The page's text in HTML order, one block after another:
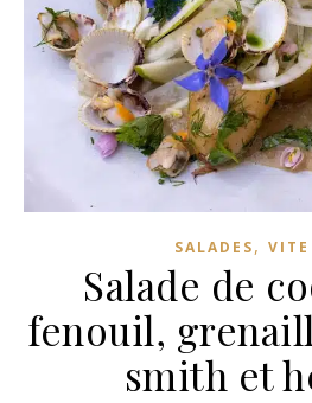
SALADES,
Salade de
fenouil,
smith et